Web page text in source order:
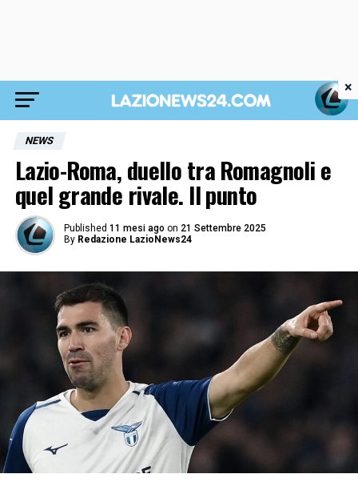
NEWS
Lazio-Roma, duello tra Romagnoli e
quel grande rivale. Il punto
Published 11 mesi ago on 21 Settembre 2025
By Redazione LazioNews24
×